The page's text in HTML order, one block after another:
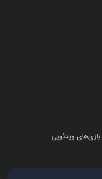
ویدئویی